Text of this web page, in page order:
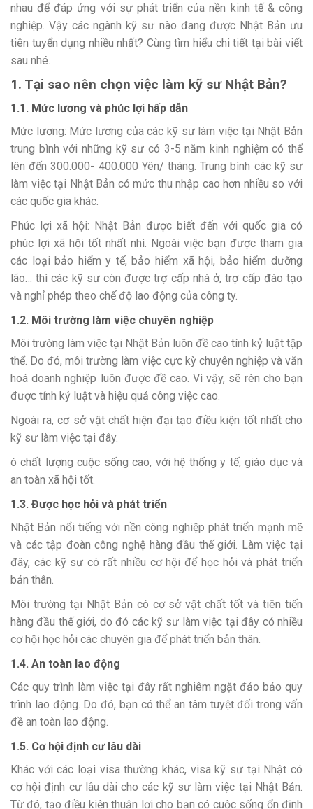
nhau để đáp ứng với sự phát triển của nền kinh tế & công
nghiệp. Vậy các ngành kỹ sư nào đang được Nhật Bản ưu
tiên tuyển dụng nhiều nhất? Cùng tìm hiểu chi tiết tại bài viết
sau nhé.
1. Tại sao nên chọn việc làm kỹ sư Nhật Bản?
1.1. Mức lương và phúc lợi hấp dẫn
Mức lương: Mức lương của các kỹ sư làm việc tại Nhật Bản
trung bình với những kỹ sư có 3-5 năm kinh nghiệm có thể
lên đến 300.000- 400.000 Yên/ tháng. Trung bình các kỹ sư
làm việc tại Nhật Bản có mức thu nhập cao hơn nhiều so với
các quốc gia khác.
Phúc lợi xã hội: Nhật Bản được biết đến với quốc gia có
phúc lợi xã hội tốt nhất nhì. Ngoài việc bạn được tham gia
các loại bảo hiểm y tế, bảo hiểm xã hội, bảo hiểm dưỡng
lão… thì các kỹ sư còn được trợ cấp nhà ở, trợ cấp đào tạo
và nghỉ phép theo chế độ lao động của công ty.
1.2. Môi trường làm việc chuyên nghiệp
Môi trường làm việc tại Nhật Bản luôn đề cao tính kỷ luật tập
thể. Do đó, môi trường làm việc cực kỳ chuyên nghiệp và văn
hoá doanh nghiệp luôn được đề cao. Vì vậy, sẽ rèn cho bạn
được tính kỷ luật và hiệu quả công việc cao.
Ngoài ra, cơ sở vật chất hiện đại tạo điều kiện tốt nhất cho
kỹ sư làm việc tại đây.
ó chất lượng cuộc sống cao, với hệ thống y tế, giáo dục và
an toàn xã hội tốt.
1.3. Được học hỏi và phát triển
Nhật Bản nổi tiếng với nền công nghiệp phát triển mạnh mẽ
và các tập đoàn công nghệ hàng đầu thế giới. Làm việc tại
đây, các kỹ sư có rất nhiều cơ hội để học hỏi và phát triển
bản thân.
Môi trường tại Nhật Bản có cơ sở vật chất tốt và tiên tiến
hàng đầu thế giới, do đó các kỹ sư làm việc tại đây có nhiều
cơ hội học hỏi các chuyên gia để phát triển bản thân.
1.4. An toàn lao động
Các quy trình làm việc tại đây rất nghiêm ngặt đảo bảo quy
trình lao động. Do đó, bạn có thể an tâm tuyệt đối trong vấn
đề an toàn lao động.
1.5. Cơ hội định cư lâu dài
Khác với các loại visa thường khác, visa kỹ sư tại Nhật có
cơ hội định cư lâu dài cho các kỹ sư làm việc tại Nhật Bản.
Từ đó, tạo điều kiện thuận lợi cho bạn có cuộc sống ổn định